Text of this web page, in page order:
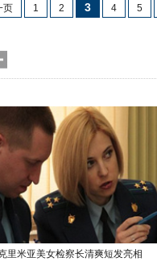
页 1 2 3 4 5
里米亚美女检察长清爽短发亮相